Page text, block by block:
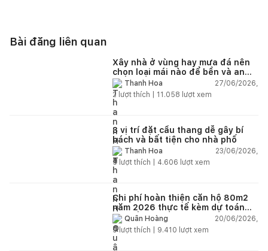
Bài đăng liên quan
Xây nhà ở vùng hay mưa đá nên
chọn loại mái nào để bền và an
toàn?Thanh Hoa
27/06/2026,
2 lượt thích | 11.058 lượt xem
3 vị trí đặt cầu thang dễ gây bí
bách và bất tiện cho nhà phố
Thanh Hoa
23/06/2026,
5 lượt thích | 4.606 lượt xem
Chi phí hoàn thiện căn hộ 80m2
năm 2026 thực tế kèm dự toán
chi tiết từng hạng mục
Quân Hoàng
20/06/2026,
9lượt thích | 9.410 lượt xem